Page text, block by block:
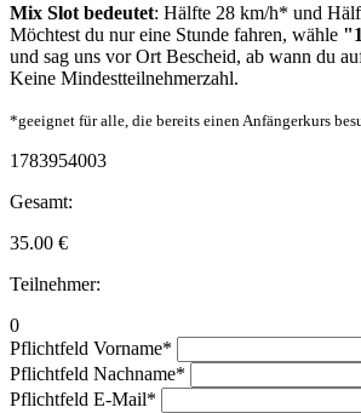
Mix Slot bedeutet: Hälfte 28 km/h* und
Möchtest du nur eine Stunde fahren, wähle
und sag uns vor Ort Bescheid, ab wann du
Keine Mindestteilnehmerzahl.
*geeignet für alle, die bereits einen Anfängerkurs
1783954003
Gesamt:
35.00 €
Teilnehmer:
0
Pflichtfeld Vorname*
Pflichtfeld Nachname*
Pflichtfeld E-Mail*